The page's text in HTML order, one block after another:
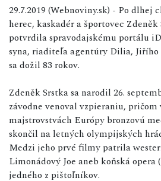
29.7.2019 (Webnoviny.sk) - Po dlhej
herec, kaskadér a športovec
potvrdila spravodajskému portálu
syna, riaditeľa agentúry Dilia, Jiřího
sa dožil 83 rokov.
Zdeněk Srstka sa narodil 26.
závodne venoval vzpieraniu,
majstrovstvách Európy bronzovú
skončil na letných olympijských
Medzi jeho prvé filmy patrila
Limonádový Joe aneb koňská
jedného z pištoľníkov.